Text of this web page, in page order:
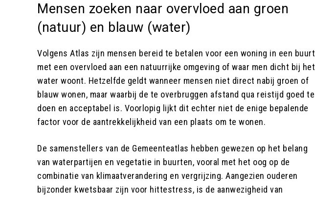
Mensen zoeken naar overvloed aan groen
(natuur) en blauw (water)
Volgens Atlas zijn mensen bereid te betalen voor een woning in een buurt
met een overvloed aan een natuurrijke omgeving of waar men dicht bij het
water woont. Hetzelfde geldt wanneer mensen niet direct nabij groen of
blauw wonen, maar waarbij de te overbruggen afstand qua reistijd goed te
doen en acceptabel is. Voorlopig lijkt dit echter niet de enige bepalende
factor voor de aantrekkelijkheid van een plaats om te wonen.
De samenstellers van de Gemeenteatlas hebben gewezen op het belang
van waterpartijen en vegetatie in buurten, vooral met het oog op de
combinatie van klimaatverandering en vergrijzing. Aangezien ouderen
bijzonder kwetsbaar zijn voor hittestress, is de aanwezigheid van